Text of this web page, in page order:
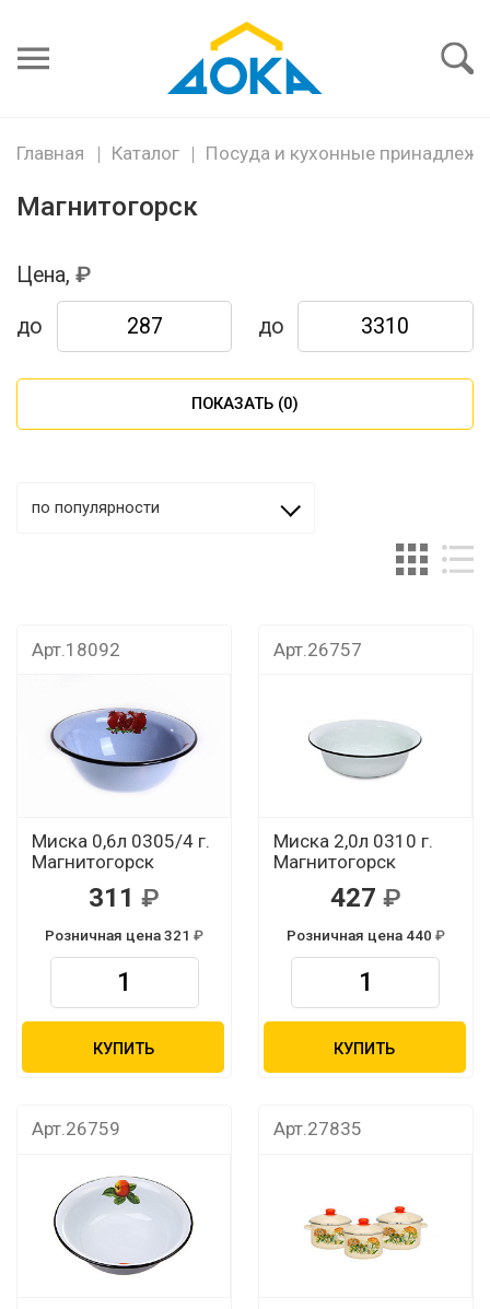
пароль
Главная Каталог Посуда и кухонные
Магнитогорск
Цена,
до до
ПОКАЗАТЬ (0)
по популярности
Арт.18092
Миска 0,6л 0305/4 г.
Магнитогорск
311
Розничная цена 321
КУПИТЬ
Арт.26757
Миска 2,0л 0310 г.
Магнитогорск
427
Розничная цена 440
КУПИТЬ
Арт.26759 Арт.27835